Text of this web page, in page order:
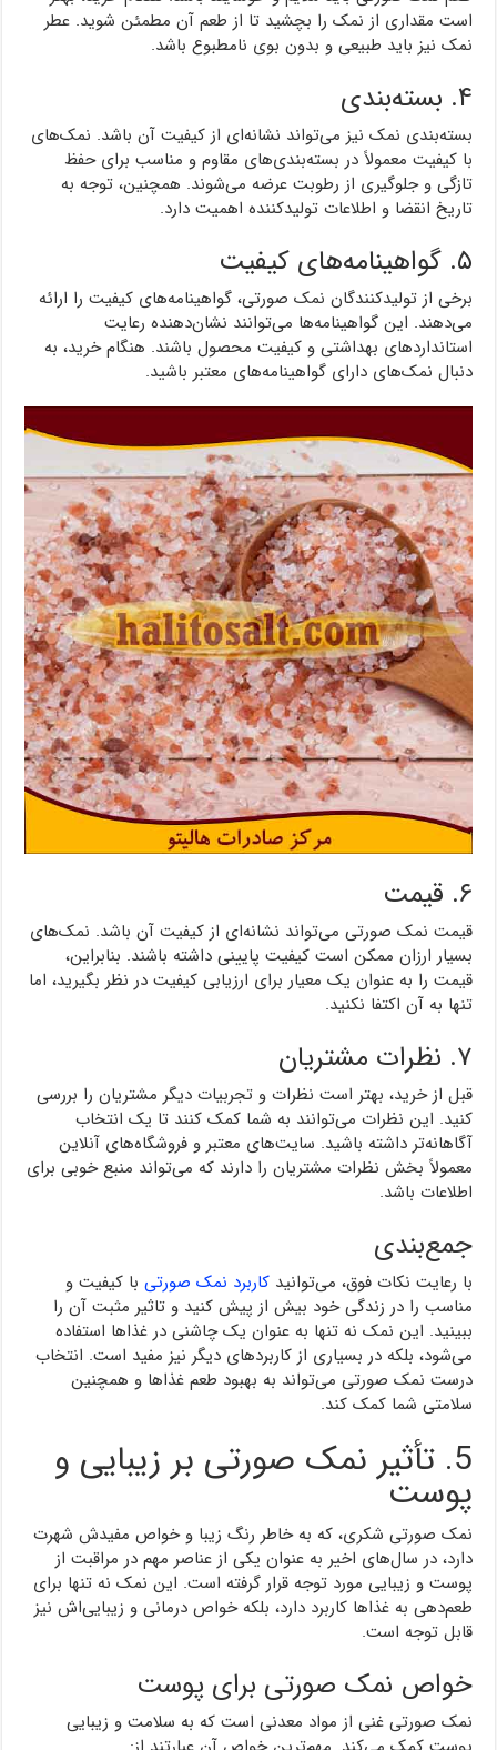
است مقداری از نمک را بچشید تا از طعم آن مطمئن شوید. عطر
نمک نیز باید طبیعی و بدون بوی نامطبوع باشد.
۴. بسته‌بندی
بسته‌بندی نمک نیز می‌تواند نشانه‌ای از کیفیت آن باشد. نمک‌های
با کیفیت معمولاً در بسته‌بندی‌های مقاوم و مناسب برای حفظ
تازگی و جلوگیری از رطوبت عرضه می‌شوند. همچنین، توجه به
تاریخ انقضا و اطلاعات تولیدکننده اهمیت دارد.
۵. گواهینامه‌های کیفیت
برخی از تولیدکنندگان نمک صورتی، گواهینامه‌های کیفیت را ارائه
می‌دهند. این گواهینامه‌ها می‌توانند نشان‌دهنده رعایت
استانداردهای بهداشتی و کیفیت محصول باشند. هنگام خرید، به
دنبال نمک‌های دارای گواهینامه‌های معتبر باشید.
۶. قیمت
قیمت نمک صورتی می‌تواند نشانه‌ای از کیفیت آن باشد. نمک‌های
بسیار ارزان ممکن است کیفیت پایینی داشته باشند. بنابراین،
قیمت را به عنوان یک معیار برای ارزیابی کیفیت در نظر بگیرید، اما
تنها به آن اکتفا نکنید.
۷. نظرات مشتریان
قبل از خرید، بهتر است نظرات و تجربیات دیگر مشتریان را بررسی
کنید. این نظرات می‌توانند به شما کمک کنند تا یک انتخاب
آگاهانه‌تر داشته باشید. سایت‌های معتبر و فروشگاه‌های آنلاین
معمولاً بخش نظرات مشتریان را دارند که می‌تواند منبع خوبی برای
اطلاعات باشد.
جمع‌بندی
با رعایت نکات فوق، می‌توانیدکاربرد نمک صورتی با کیفیت و
مناسب را در زندگی خود بیش از پیش کنید و تاثیر مثبت آن را
ببینید. این نمک نه تنها به عنوان یک چاشنی در غذاها استفاده
می‌شود، بلکه در بسیاری از کاربردهای دیگر نیز مفید است. انتخاب
درست نمک صورتی می‌تواند به بهبود طعم غذاها و همچنین
سلامتی شما کمک کند.
5. تأثیر نمک صورتی بر زیبایی و
پوست
نمک صورتی شکری، که به خاطر رنگ زیبا و خواص مفیدش شهرت
دارد، در سال‌های اخیر به عنوان یکی از عناصر مهم در مراقبت از
پوست و زیبایی مورد توجه قرار گرفته است. این نمک نه تنها برای
طعم‌دهی به غذاها کاربرد دارد، بلکه خواص درمانی و زیبایی‌اش نیز
قابل توجه است.
خواص نمک صورتی برای پوست
نمک صورتی غنی از مواد معدنی است که به سلامت و زیبایی